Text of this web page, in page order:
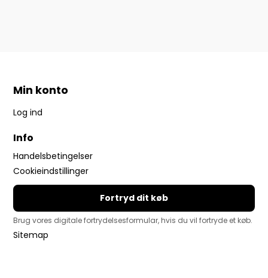
Min konto
Log ind
Info
Handelsbetingelser
Cookieindstillinger
Fortryd dit køb
Brug vores digitale fortrydelsesformular, hvis du vil fortryde et køb.
Sitemap